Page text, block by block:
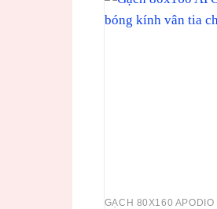
GẠCH 80X160 APODIO